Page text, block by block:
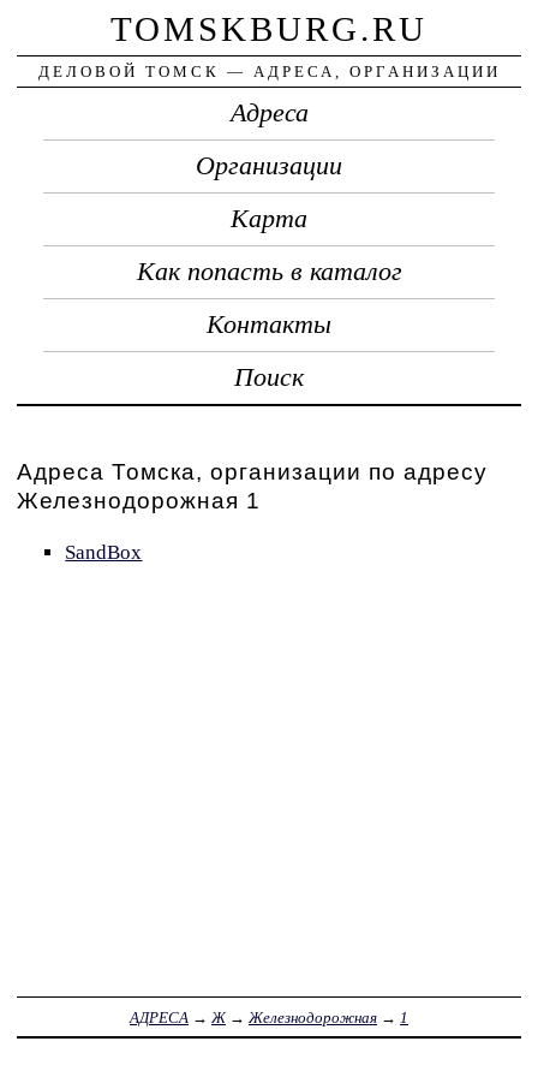
TOMSKBURG.RU
ДЕЛОВОЙ ТОМСК — АДРЕСА, ОРГАНИЗАЦИИ
Адреса
Организации
Карта
Как попасть в каталог
Контакты
Поиск
Адреса Томска, организации по адресу
Железнодорожная 1
SandBox
АДРЕСА → Ж→ Железнодорожная → 1